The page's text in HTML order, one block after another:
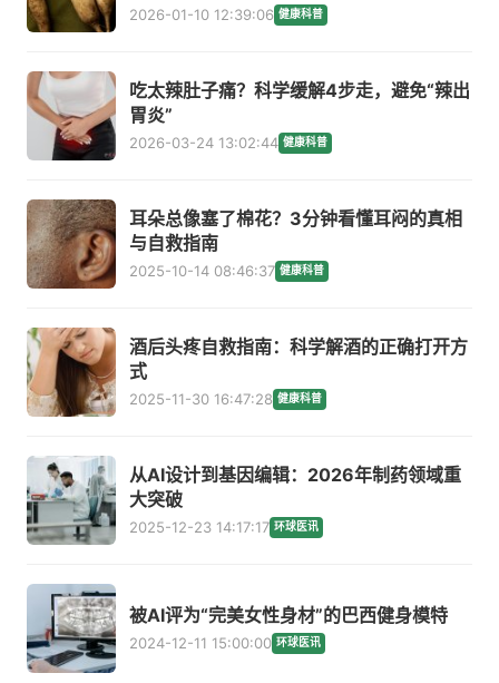
2026-01-10 12:39:06 健康科普
吃太辣肚子痛？科学缓解4步走，避免“辣出
胃炎”
2026-03-24 13:02:44 健康科普
耳朵总像塞了棉花？3分钟看懂耳闷的真相
与自救指南
2025-10-14 08:46:37 健康科普
酒后头疼自救指南：科学解酒的正确打开方
式
2025-11-30 16:47:28 健康科普
从AI设计到基因编辑：2026年制药领域重
大突破
2025-12-23 14:17:17 环球医讯
被AI评为“完美女性身材”的巴西健身模特
2024-12-11 15:00:00 环球医讯